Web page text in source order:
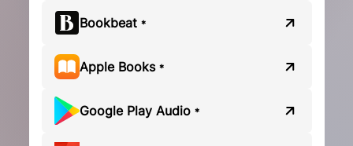
Bookbeat *
Apple Books *
Google Play Audio *